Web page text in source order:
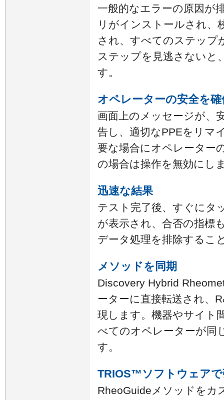
一般的なエラーの原因が
リがインストールされ、
され、すべてのステップ
ステップを見逃さないと
す。
オペレーターの安全を確
画面上のメッセージが、
告し、適切なPPEをリマ
要な場合にオペレーター
の場合は操作を無効にし
迅速な結果
テスト完了後、すぐにタ
が表示され、合否の指標
データ処理を排除するこ
メソッドを同期
Discovery Hybrid
ーターに直接転送され、
現します。機器やサイト
べてのオペレーターが同
す。
TRIOS™ソフトウェアで
RheoGuideメソッドをカ